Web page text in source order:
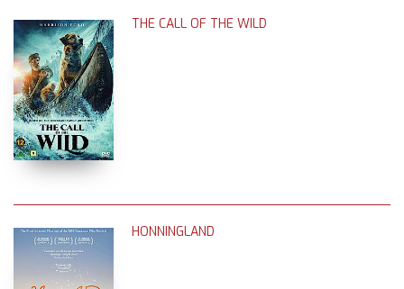
THE CALL OF THE WILD
HONNINGLAND